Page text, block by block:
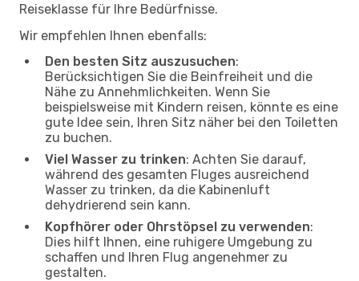
Reiseklasse für Ihre Bedürfnisse.
Wir empfehlen Ihnen ebenfalls:
Den besten Sitz auszusuchen:
Berücksichtigen Sie die Beinfreiheit und die
Nähe zu Annehmlichkeiten. Wenn Sie
beispielsweise mit Kindern reisen, könnte es eine
gute Idee sein, Ihren Sitz näher bei den Toiletten
zu buchen.
Viel Wasser zu trinken: Achten Sie darauf,
während des gesamten Fluges ausreichend
Wasser zu trinken, da die Kabinenluft
dehydrierend sein kann.
Kopfhörer oder Ohrstöpsel zu verwenden:
Dies hilft Ihnen, eine ruhigere Umgebung zu
schaffen und Ihren Flug angenehmer zu
gestalten.